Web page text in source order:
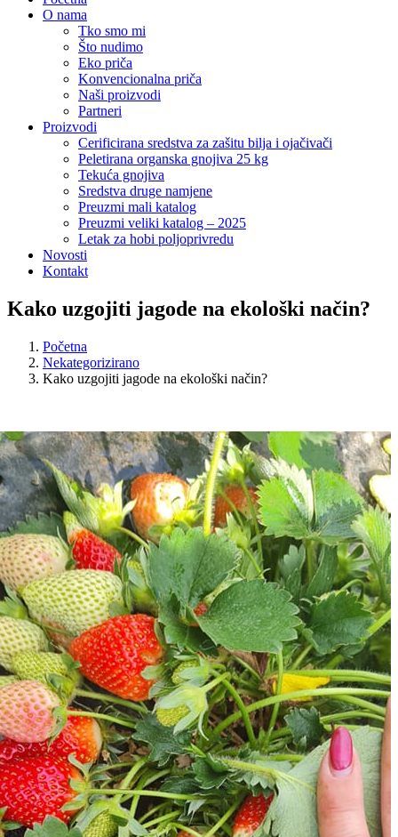
O nama
Tko smo mi
Što nudimo
Eko priča
Konvencionalna priča
Naši proizvodi
Partneri
Proizvodi
Cerificirana sredstva za zašitu bilja i ojačivači
Peletirana organska gnojiva 25 kg
Tekuća gnojiva
Sredstva druge namjene
Preuzmi mali katalog
Preuzmi veliki katalog – 2025
Letak za hobi poljoprivredu
Novosti
Kontakt
Kako uzgojiti jagode na ekološki način?
Početna
Nekategorizirano
Kako uzgojiti jagode na ekološki način?